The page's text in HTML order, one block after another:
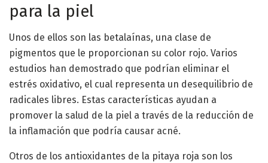
para la piel
Unos de ellos son las betalaínas, una clase de
pigmentos que le proporcionan su color rojo. Varios
estudios han demostrado que podrían eliminar el
estrés oxidativo, el cual representa un desequilibrio de
radicales libres. Estas características ayudan a
promover la salud de la piel a través de la reducción de
la inflamación que podría causar acné.
Otros de los antioxidantes de la pitaya roja son los